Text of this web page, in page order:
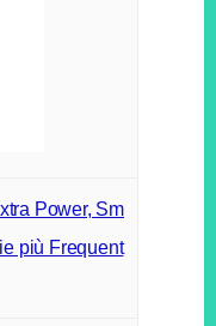
Power, Sm
più Frequent